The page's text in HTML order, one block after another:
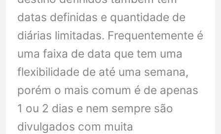
datas definidas e quantidade de
diárias limitadas. Frequentemente é
uma faixa de data que tem uma
flexibilidade de até uma semana,
porém o mais comum é de apenas
1 ou 2 dias e nem sempre são
divulgados com muita